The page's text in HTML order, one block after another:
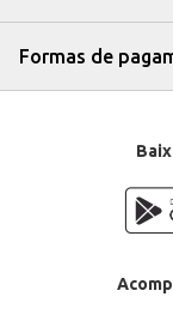
Formas de